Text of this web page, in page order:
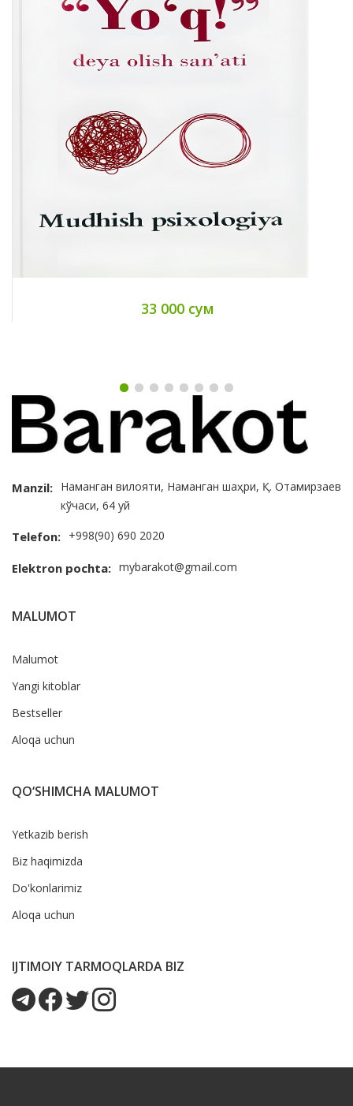
33 000 сум
Manzil: Наманган вилояти, Наманган шаҳри, Қ. Отамирзаев
кўчаси, 64 уй
Telefon: +998(90) 690 2020
Elektron pochta: mybarakot@gmail.com
MALUMOT
Malumot
Yangi kitoblar
Bestseller
Aloqa uchun
QO‘SHIMCHA MALUMOT
Yetkazib berish
Biz haqimizda
Do'konlarimiz
Aloqa uchun
IJTIMOIY TARMOQLARDA BIZ